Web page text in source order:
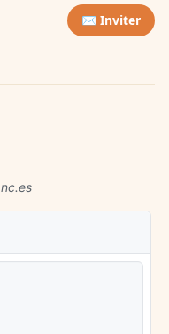
✉️ Inviter